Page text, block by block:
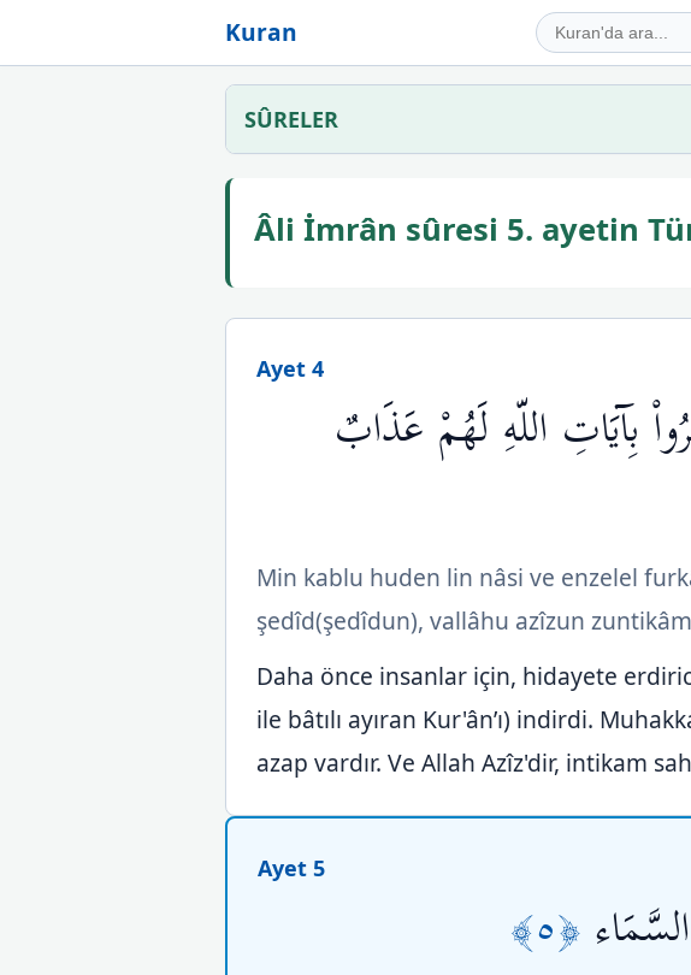
Kuran
SÛRELER
Âli İmrân sûresi 5. ayetin
Ayet 4
بِآيَاتِ اللّهِ لَهُمْ عَذَابٌ
Min kablu huden lin nâsi ve enzelel
şedîd(şedîdun), vallâhu azîzun
Daha önce insanlar için, hidayete
ile bâtılı ayıran Kur'ân’ı) indirdi.
azap vardır. Ve Allah Azîz'dir, intikam
Ayet 5
﴿٥﴾